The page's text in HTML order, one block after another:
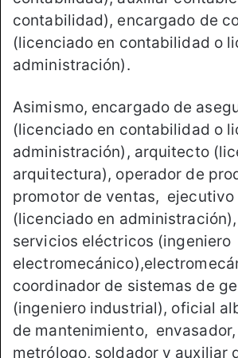
contabilidad), encargado de
(licenciado en contabilidad o
administración).
Asimismo, encargado de
(licenciado en contabilidad o
administración), arquitecto
arquitectura), operador de
promotor de ventas, ejecutivo
(licenciado en
servicios eléctricos (ingeniero
coordinador de sistemas de
(ingeniero industrial), oficial
de mantenimiento,
metrólogo, soldador y auxiliar